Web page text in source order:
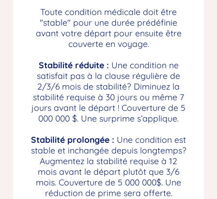
Toute condition médicale doit être
"stable" pour une durée prédéfinie
avant votre départ pour ensuite être
couverte en voyage.
Stabilité réduite : Une condition ne
satisfait pas à la clause régulière de
2/3/6 mois de stabilité? Diminuez la
stabilité requise à 30 jours ou même 7
jours avant le départ ! Couverture de 5
000 000 $. Une surprime s’applique.
Stabilité prolongée : Une condition est
stable et inchangée depuis longtemps?
Augmentez la stabilité requise à 12
mois avant le départ plutôt que 3/6
mois. Couverture de 5 000 000$. Une
réduction de prime sera offerte.